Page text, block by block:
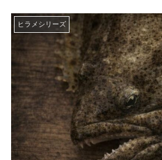
ヒラメシリーズ